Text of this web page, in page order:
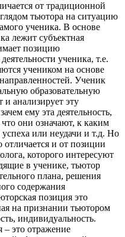
от традиционной
тьютора на ситуацию
ученика. В основе
лежит субъектная
позицию
ученика, т.е.
учеником на основе
Ученик
образовательную
и анализирует эту
ему эта деятельность,
что они означают, к каким
или неудачи и т.д. Но
и от позиции
которого интересуют
в ученике, тьютор
плана, решения
содержания
позиция это
на признании тьютором
индивидуальность.
– это отражение